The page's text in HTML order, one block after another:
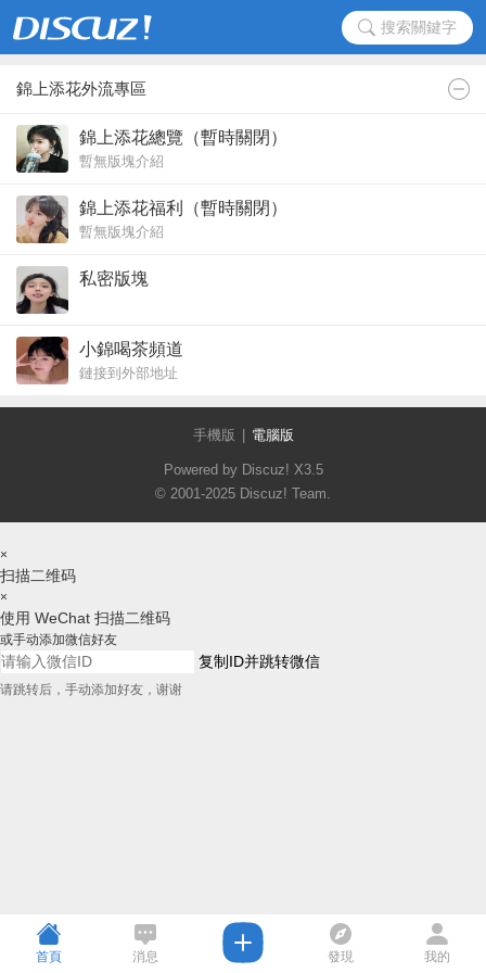
搜索關鍵字
錦上添花外流專區
錦上添花總覽（暫時關閉）
暫無版塊介紹
錦上添花福利（暫時關閉）
暫無版塊介紹
私密版塊
小錦喝茶頻道
鏈接到外部地址
手機版 電腦版
Powered by Discuz! X3.5
© 2001-2025 Discuz! Team.
×
扫描二维码
×
使用 WeChat 扫描二维码
或手动添加微信好友
复制ID并跳转微信
请跳转后，手动添加好友，谢谢
首頁 消息 發現 我的